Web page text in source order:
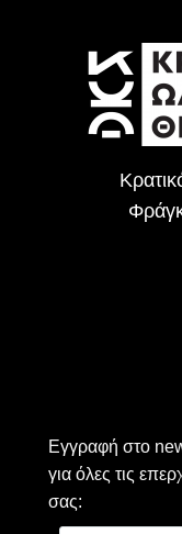
Εγγραφή στο
για όλες τις
σας: